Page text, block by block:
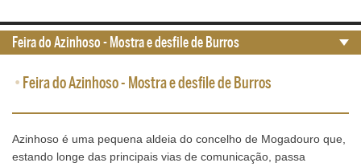
• Feira do Azinhoso - Mostra e desfile de Burros
Azinhoso é uma pequena aldeia do concelho de Mogadouro que,
estando longe das principais vias de comunicação, passa
Feira do Azinhoso - Mostra e desfile de Burros